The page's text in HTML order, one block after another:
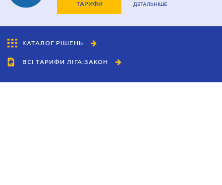
ТАРИФИ ДЕТАЛЬНІШЕ
КАТАЛОГ РІШЕНЬ
ВСІ ТАРИФИ ЛІГА:ЗАКОН